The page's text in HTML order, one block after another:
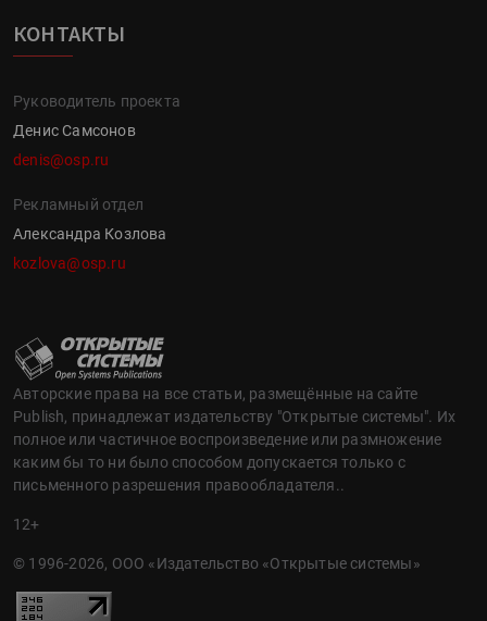
КОНТАКТЫ
Руководитель проекта
Денис Самсонов
denis@osp.ru
Рекламный отдел
Александра Козлова
kozlova@osp.ru
Авторские права на все статьи, размещённые на сайте
Publish, принадлежат издательству "Открытые системы". Их
полное или частичное воспроизведение или размножение
каким бы то ни было способом допускается только с
письменного разрешения правообладателя..
12+
© 1996-2026, ООО «Издательство «Открытые системы»